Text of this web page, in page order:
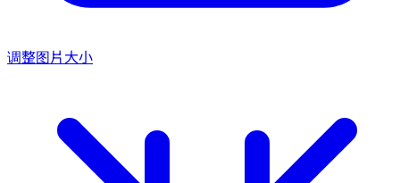
调整图片大小